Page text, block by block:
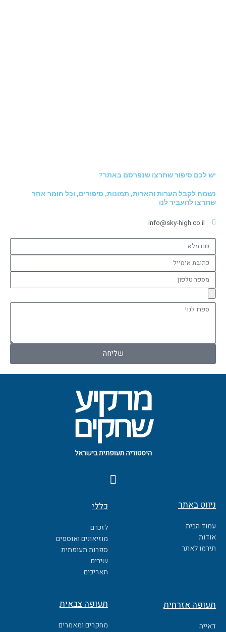
יש לכם סיפור שתרצו שנפרסם באתר?
נשמח לקבל הערות והארות, תמונות, סיפורים, וכל חומר אחר
שתרצו להעביר לנו
info@sky-high.co.il
שם
מלא
כתובת
אימייל
מספר
טלפון
ספרו
שליחה
F
a
e
b
o
o
k
ניווט באתר
עמוד הבית
אודות
תירמו לאתר
כללי
לזכרם
מוזיאונים ואוספים
ספרות תעופתית
שירים
תאריכים
תעופה אזרחית
דאייה
תעופה צבאית
מחקרים ומאמרים